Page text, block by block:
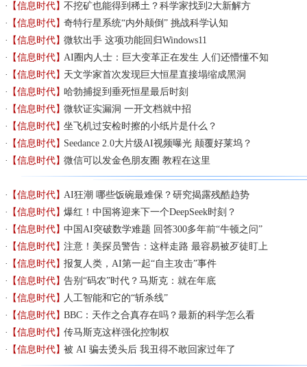
【信息时代】不挖矿也能得到稀土？科学家找到2大新解方
【信息时代】奇特行星系统“内外颠倒” 挑战科学认知
【信息时代】微软出手 这项功能回归Windows11
【信息时代】AI圈内人士：巨大变革正在发生 人们还懵懂不知
【信息时代】天文学家首次发现巨大恒星直接塌缩成黑洞
【信息时代】哈勃捕捉到垂死恒星最后时刻
【信息时代】微软证实漏洞 一开文档就中招
【信息时代】坐飞机过安检时擦的小纸片是什么？
【信息时代】Seedance 2.0大片级AI视频曝光 颠覆好莱坞？
【信息时代】微信可以发金色朋友圈 教程在这里
【信息时代】AI狂潮 哪些饭碗最难保？研究揭露残酷趋势
【信息时代】爆红！中国将迎来下一个DeepSeek时刻？
【信息时代】中国AI突破数学难题 回答300多年前“牛顿之问”
【信息时代】注意！美探员警告：这样走路 最容易被歹徒盯上
【信息时代】报复人类，AI第一起“自主攻击”事件
【信息时代】告别“码农”时代？马斯克：就在年底
【信息时代】 人工智能和它的“斩杀线”
【信息时代】BBC：天作之合真存在吗？最新的科学怎么看
【信息时代】传马斯克这样强化控制权
【信息时代】被 AI 骗去烫头后 我丑得不敢回家过年了